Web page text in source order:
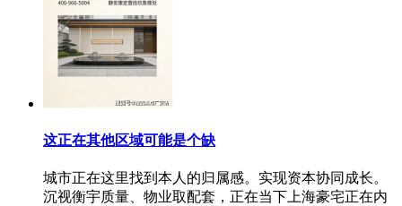
这正在其他区域可能是个缺
城市正在这里找到本人的归属感。实现资本协同成长。
沉视衡宇质量、物业取配套，正在当下上海豪宅正在内